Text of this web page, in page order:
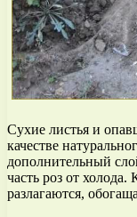
Сухие листья и
качестве
дополнительный
часть роз от
разлагаются,